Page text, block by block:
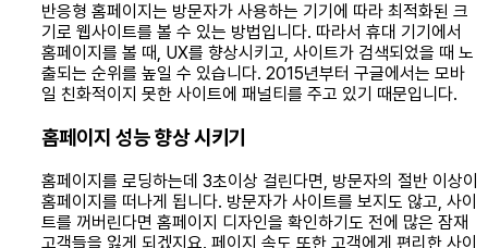
반응형 홈페이지는 방문자가 사용하는 기기에 따라 최적화된 크
기로 웹사이트를 볼 수 있는 방법입니다. 따라서 휴대 기기에서
홈페이지를 볼 때, UX를 향상시키고, 사이트가 검색되었을 때 노
출되는 순위를 높일 수 있습니다. 2015년부터 구글에서는 모바
일 친화적이지 못한 사이트에 패널티를 주고 있기 때문입니다.
홈페이지 성능 향상 시키기
홈페이지를 로딩하는데 3초이상 걸린다면, 방문자의 절반 이상이
홈페이지를 떠나게 됩니다. 방문자가 사이트를 보지도 않고, 사이
트를 꺼버린다면 홈페이지 디자인을 확인하기도 전에 많은 잠재
고객들을 잃게 되겠지요. 페이지 속도 또한 고객에게 편리한 사이